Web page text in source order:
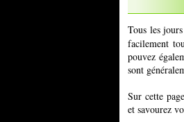
Tous les
facilement
pouvez
sont
Sur cette
et savourez